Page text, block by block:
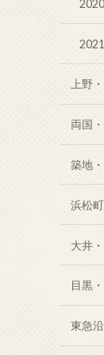
上野
両国
築地
浜松
大井
目黒
東急